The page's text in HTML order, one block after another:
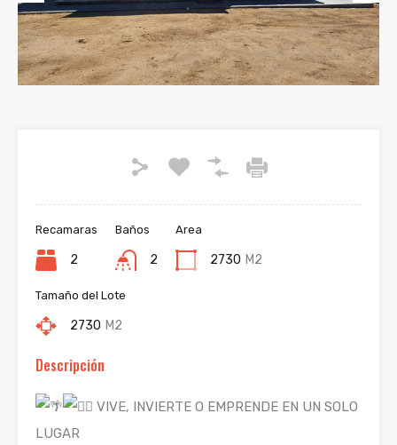
Previous Next
Recamaras
2
Baños
2
Area
2730 M2
Tamaño del Lote
2730 M2
Descripción
VIVE, INVIERTE O EMPRENDE EN UN SOLO
LUGAR